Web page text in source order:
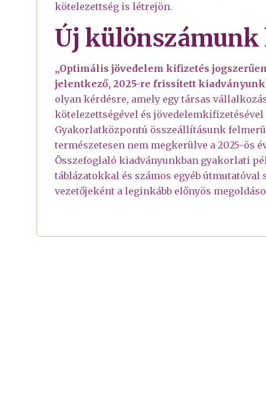
kötelezettség is létrejön.
Új különszámunk
„Optimális jövedelem kifizetés
jelentkező, 2025-re frissített
olyan kérdésre, amely egy társas
kötelezettségével és
Gyakorlatközpontú összeállításunk
természetesen nem megkerülve a 2025-ös
Összefoglaló kiadványunkban gyakorlati
táblázatokkal és számos egyéb
vezetőjeként a leginkább előnyös